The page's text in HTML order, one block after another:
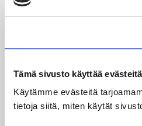
Tämä sivusto käyttää evästeitä
Käytämme evästeitä
tietoja siitä, miten käytät